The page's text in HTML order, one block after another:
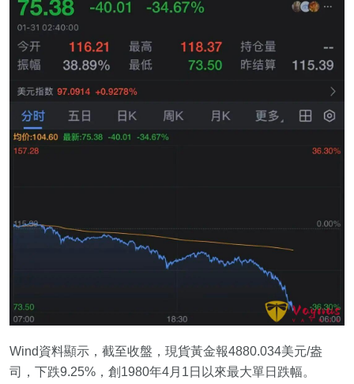
Wind資料顯示，截至收盤，現貨黃金報4880.034美元/盎
司，下跌9.25%，創1980年4月1日以來最大單日跌幅。